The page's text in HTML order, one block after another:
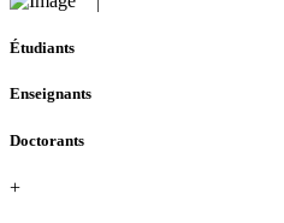
Étudiants
Enseignants
Doctorants
+